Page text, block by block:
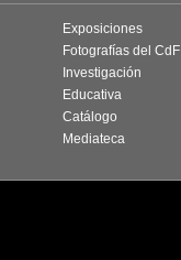
Exposiciones
Fotografías del CdF
Investigación
Educativa
Catálogo
Mediateca